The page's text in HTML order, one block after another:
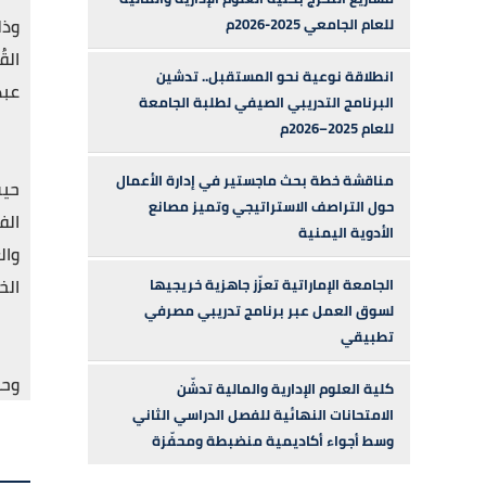
للعام الجامعي 2025-2026م
انطلاقة نوعية نحو المستقبل.. تدشين
البرنامج التدريبي الصيفي لطلبة الجامعة
للعام 2025–2026م
مناقشة خطة بحث ماجستير في إدارة الأعمال
حول التراصف الاستراتيجي وتميز مصانع
الأدوية اليمنية
الجامعة الإماراتية تعزّز جاهزية خريجيها
لسوق العمل عبر برنامج تدريبي مصرفي
تطبيقي
كلية العلوم الإدارية والمالية تدشّن
الامتحانات النهائية للفصل الدراسي الثاني
وسط أجواء أكاديمية منضبطة ومحفّزة